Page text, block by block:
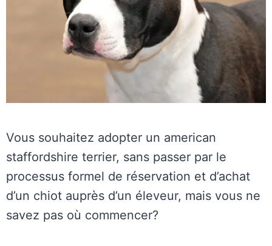
Vous souhaitez adopter un american
staffordshire terrier, sans passer par le
processus formel de réservation et d’achat
d’un chiot auprès d’un éleveur, mais vous ne
savez pas où commencer?